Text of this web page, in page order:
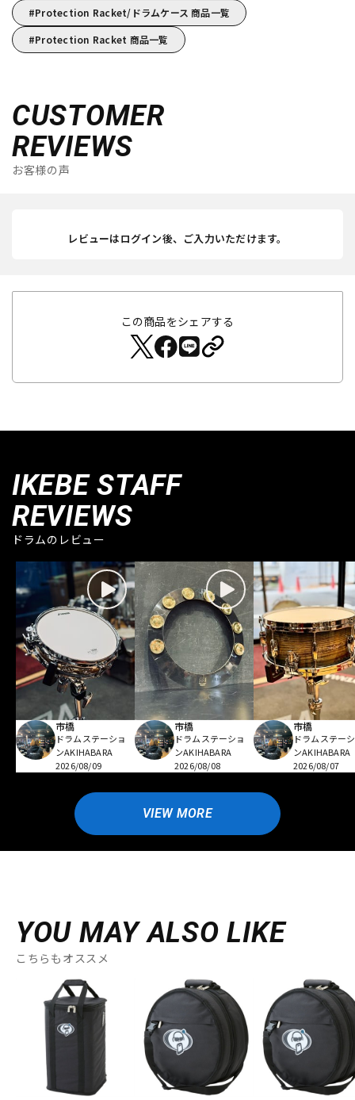
Protection Racket/ドラムケース 商品一覧
Protection Racket 商品一覧
CUSTOMER
REVIEWS
お客様の声
レビューはログイン後、ご入力いただけます。
この商品をシェアする
IKEBE STAFF
REVIEWS
ドラムのレビュー
市橋
ドラムステーショ
ンAKIHABARA
2026/08/09
市橋
ドラムステーショ
ンAKIHABARA
2026/08/08
市橋
ドラムステー
ンAKIHABARA
2026/08/07
VIEW MORE
YOU MAY ALSO LIKE
こちらもオススメ